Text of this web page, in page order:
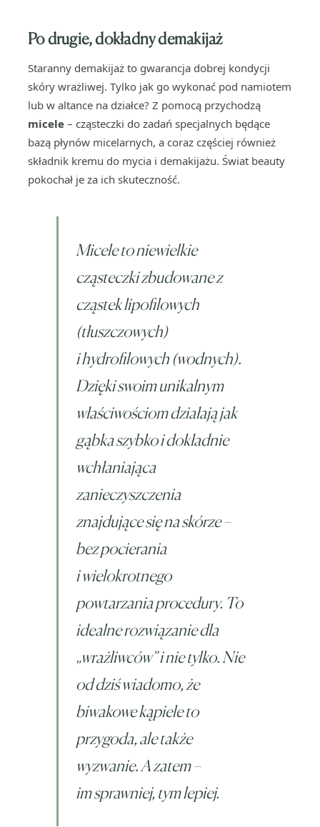
Po drugie, dokładny demakijaż
Staranny demakijaż to gwarancja dobrej kondycji
skóry wrażliwej. Tylko jak go wykonać pod namiotem
lub w altance na działce? Z pomocą przychodzą
micele – cząsteczki do zadań specjalnych będące
bazą płynów micelarnych, a coraz częściej również
składnik kremu do mycia i demakijażu. Świat beauty
pokochał je za ich skuteczność.
Micele to niewielkie
cząsteczki zbudowane z
cząstek lipofilowych
(tłuszczowych)
i hydrofilowych (wodnych).
Dzięki swoim unikalnym
właściwościom działają jak
gąbka szybko i dokładnie
wchłaniająca
zanieczyszczenia
znajdujące się na skórze –
bez pocierania
i wielokrotnego
powtarzania procedury. To
idealne rozwiązanie dla
„wrażliwców” i nie tylko. Nie
od dziś wiadomo, że
biwakowe kąpiele to
przygoda, ale także
wyzwanie. A zatem –
im sprawniej, tym lepiej.